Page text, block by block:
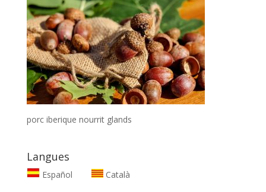
porc iberique nourrit glands
Langues
Español Català